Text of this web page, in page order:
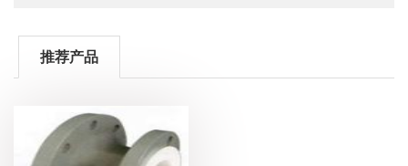
推荐产品